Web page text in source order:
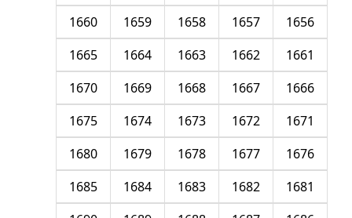
1656
1657
1658
1659
1660
1661
1662
1663
1664
1665
1666
1667
1668
1669
1670
1671
1672
1673
1674
1675
1676
1677
1678
1679
1680
1681
1682
1683
1684
1685